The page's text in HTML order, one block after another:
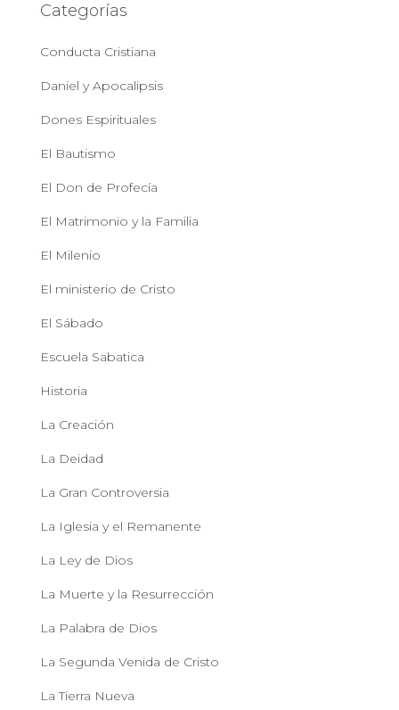
Categorías
Conducta Cristiana
Daniel y Apocalipsis
Dones Espirituales
El Bautismo
El Don de Profecía
El Matrimonio y la Familia
El Milenio
El ministerio de Cristo
El Sábado
Escuela Sabatica
Historia
La Creación
La Deidad
La Gran Controversia
La Iglesia y el Remanente
La Ley de Dios
La Muerte y la Resurrección
La Palabra de Dios
La Segunda Venida de Cristo
La Tierra Nueva